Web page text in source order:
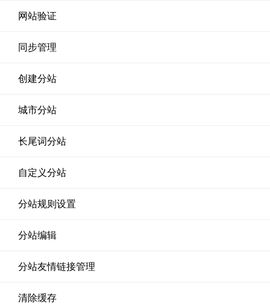
网站验证
同步管理
创建分站
城市分站
长尾词分站
自定义分站
分站规则设置
分站编辑
分站友情链接管理
清除缓存